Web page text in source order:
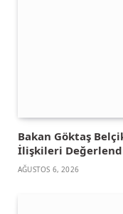
Bakan Göktaş
İlişkileri
AĞUSTOS 6, 2026